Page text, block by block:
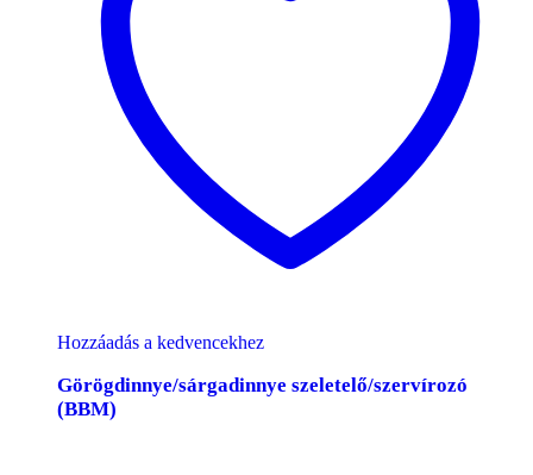
Hozzáadás a kedvencekhez
Görögdinnye/sárgadinnye szeletelő/szervírozó
(BBM)